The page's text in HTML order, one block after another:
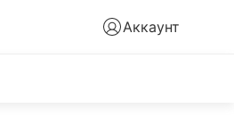
Аккаунт